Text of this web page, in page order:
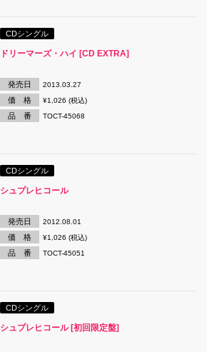
CDシングル
ドリーマーズ・ハイ [CD EXTRA]
発売日 2013.03.27
価 格 ¥1,026 (税込)
品 番 TOCT-45068
CDシングル
シュプレヒコール
発売日 2012.08.01
価 格 ¥1,026 (税込)
品 番 TOCT-45051
CDシングル
シュプレヒコール [初回限定盤]